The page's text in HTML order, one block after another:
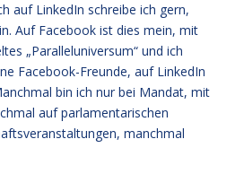
auf LinkedIn schreibe ich gern,
Auf Facebook ist dies mein, mit
„Paralleluniversum“ und ich
Facebook-Freunde, auf LinkedIn
bin ich nur bei Mandat, mit
auf parlamentarischen
manchmal